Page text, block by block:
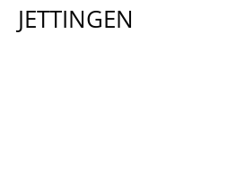
JETTINGEN